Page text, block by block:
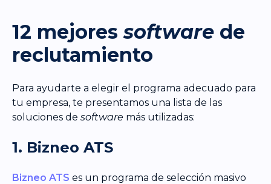
12 mejoressoftware de
reclutamiento
Para ayudarte a elegir el programa adecuado para
tu empresa, te presentamos una lista de las
soluciones de software más utilizadas:
1. Bizneo ATS
Bizneo ATS es un programa de selección masivo